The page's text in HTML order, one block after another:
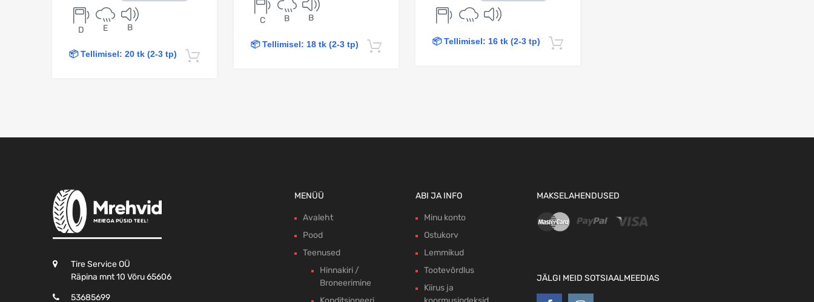
D E B
📦 Tellimisel: 20 tk (2-3 tp)
C B B
📦 Tellimisel: 18 tk (2-3 tp) Lisa korvi
📦 Tellimisel: 16 tk (2-3 tp)
Tire Service OÜ
Räpina mnt 10 Võru 65606
53685699
MENÜÜ
Avaleht
Pood
Teenused
Hinnakiri /
Broneerimine
ABI JA INFO
Minu konto
Ostukorv
Lemmikud
Tootevõrdlus
Kiirus ja
MAKSELAHENDUSED
JÄLGI MEID SOTSIAALMEEDIAS